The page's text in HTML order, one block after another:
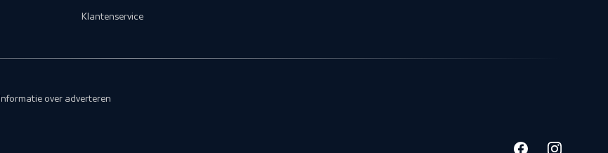
Klantenservice
Informatie over adverteren